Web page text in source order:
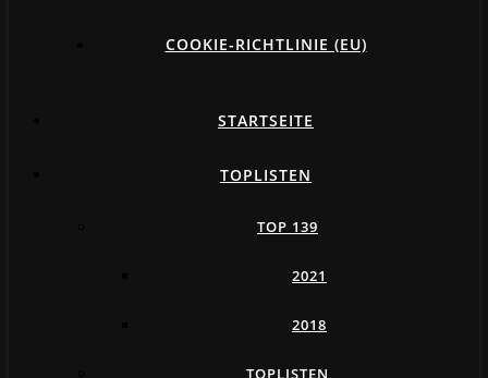
COOKIE-RICHTLINIE (EU)
STARTSEITE
TOPLISTEN
TOP 139
2021
2018
TOPLISTEN